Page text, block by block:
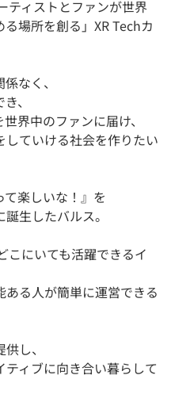
ティストとファンが世界
場所を創る」XR Techカ
なく、
、
界中のファンに届け、
ていける社会を作りたい
楽しいな！』を
生したバルス。
こにいても活躍できるイ
ある人が簡単に運営できる
し、
ィブに向き合い暮らして